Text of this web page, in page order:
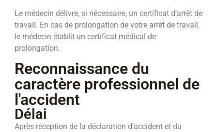
Le médecin délivre, si nécessaire, un certificat d’arrêt de
travail. En cas de prolongation de votre arrêt de travail,
le médecin établit un certificat médical de
prolongation.
Reconnaissance du
caractère professionnel de
l'accident
Délai
Après réception de la déclaration d’accident et du